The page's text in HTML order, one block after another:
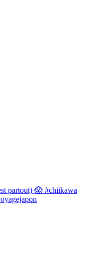
partout) 😱 #chiikawa